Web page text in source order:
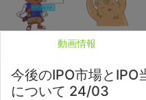
動画情報
今後のIPO市場とIPO
について 24/03